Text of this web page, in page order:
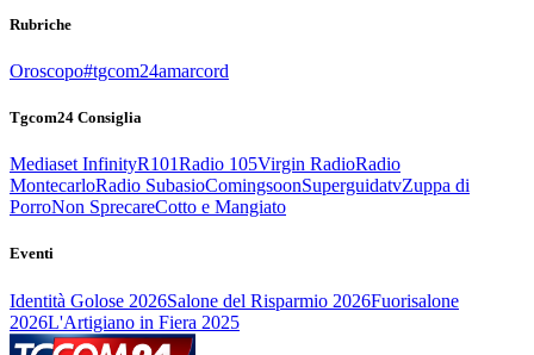
Rubriche
Oroscopo#tgcom24amarcord
Tgcom24 Consiglia
Mediaset InfinityR101Radio 105Virgin RadioRadio
MontecarloRadio SubasioComingsoonSuperguidatvZuppa di
PorroNon SprecareCotto e Mangiato
Eventi
Identità Golose 2026Salone del Risparmio 2026Fuorisalone
2026L'Artigiano in Fiera 2025